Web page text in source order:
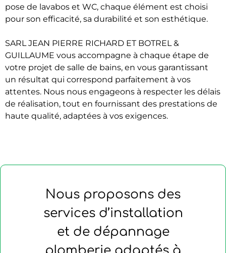
pose de lavabos et WC, chaque élément est choisi
pour son efficacité, sa durabilité et son esthétique.
SARL JEAN PIERRE RICHARD ET BOTREL &
GUILLAUME vous accompagne à chaque étape de
votre projet de salle de bains, en vous garantissant
un résultat qui correspond parfaitement à vos
attentes. Nous nous engageons à respecter les délais
de réalisation, tout en fournissant des prestations de
haute qualité, adaptées à vos exigences.
Nous proposons des
services d’installation
et de dépannage